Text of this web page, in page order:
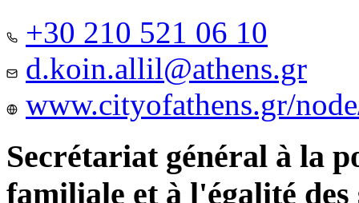
+30 210 521 06 10
d.koin.allil@athens.gr
www.cityofathens.gr/
Secrétariat général à la
familiale et à l'égalité des